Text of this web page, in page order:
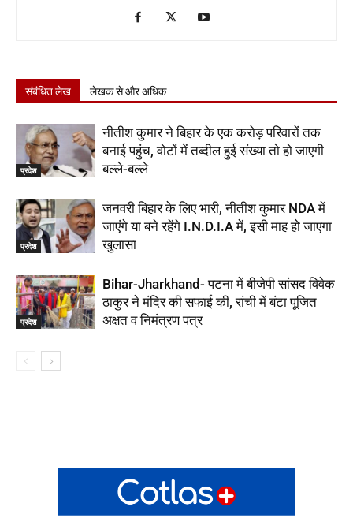
संबंधित लेख लेखक से और अधिक
प्रदेश
नीतीश कुमार ने बिहार के एक करोड़ परिवारों तक
बनाई पहुंच, वोटों में तब्दील हुई संख्या तो हो जाएगी
बल्ले-बल्ले
प्रदेश
जनवरी बिहार के लिए भारी, नीतीश कुमार NDA में
जाएंगे या बने रहेंगे I.N.D.I.A में, इसी माह हो जाएगा
खुलासा
प्रदेश
Bihar-Jharkhand- पटना में बीजेपी सांसद विवेक
ठाकुर ने मंदिर की सफाई की, रांची में बंटा पूजित
अक्षत व निमंत्रण पत्र